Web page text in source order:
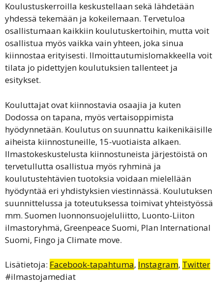
Koulustuskerroilla keskustellaan sekä lähdetään
yhdessä tekemään ja kokeilemaan. Tervetuloa
osallistumaan kaikkiin koulutuskertoihin, mutta voit
osallistua myös vaikka vain yhteen, joka sinua
kiinnostaa erityisesti. Ilmoittautumislomakkeella voit
tilata jo pidettyjen koulutuksien tallenteet ja
esitykset.
Kouluttajat ovat kiinnostavia osaajia ja kuten
Dodossa on tapana, myös vertaisoppimista
hyödynnetään. Koulutus on suunnattu kaikenikäisille
aiheista kiinnostuneille, 15-vuotiaista alkaen.
Ilmastokeskustelusta kiinnostuneista järjestöistä on
tervetullutta osallistua myös ryhminä ja
koulutustehtävien tuotoksia voidaan mielellään
hyödyntää eri yhdistyksien viestinnässä. Koulutuksen
suunnittelussa ja toteutuksessa toimivat yhteistyössä
mm. Suomen luonnonsuojeluliitto, Luonto-Liiton
ilmastoryhmä, Greenpeace Suomi, Plan International
Suomi, Fingo ja Climate move.
Lisätietoja: Facebook-tapahtuma, Instagram, Twitter
#ilmastojamediat